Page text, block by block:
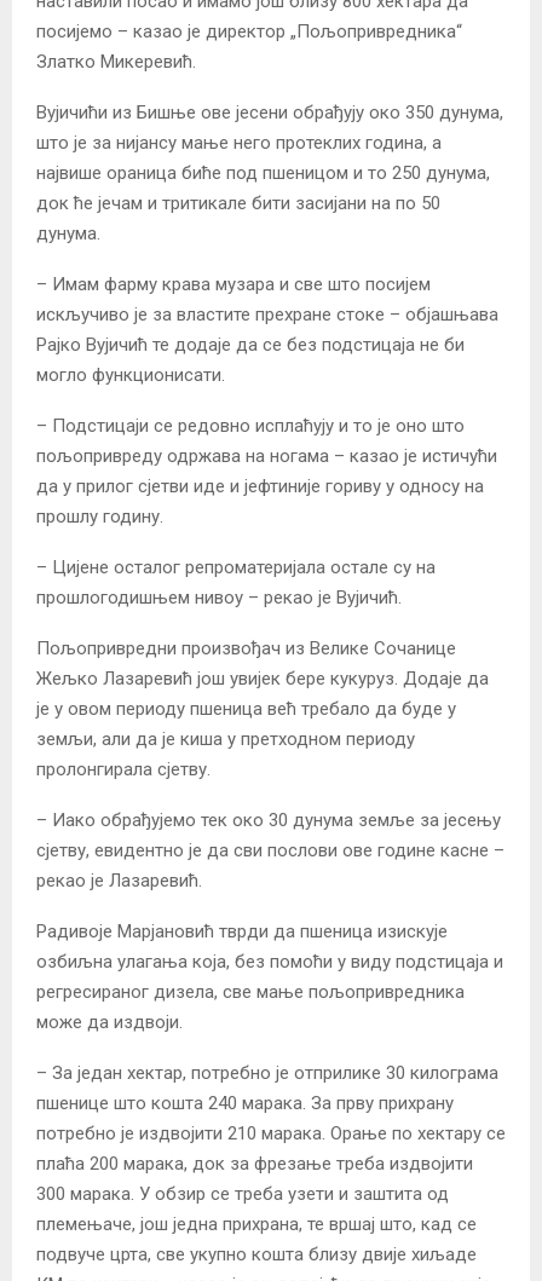
посијемо – казао је директор „Пољопривредника“
Златко Микеревић.
Вујичићи из Бишње ове јесени обрађују око 350 дунума,
што је за нијансу мање него протеклих година, а
највише ораница биће под пшеницом и то 250 дунума,
док ће јечам и тритикале бити засијани на по 50
дунума.
– Имам фарму крава музара и све што посијем
искључиво је за властите прехране стоке – објашњава
Рајко Вујичић те додаје да се без подстицаја не би
могло функционисати.
– Подстицаји се редовно исплаћују и то је оно што
пољопривреду одржава на ногама – казао је истичући
да у прилог сјетви иде и јефтиније гориву у односу на
прошлу годину.
– Цијене осталог репроматеријала остале су на
прошлогодишњем нивоу – рекао је Вујичић.
Пољопривредни произвођач из Велике Сочанице
Жељко Лазаревић још увијек бере кукуруз. Додаје да
је у овом периоду пшеница већ требало да буде у
земљи, али да је киша у претходном периоду
пролонгирала сјетву.
– Иако обрађујемо тек око 30 дунума земље за јесењу
сјетву, евидентно је да сви послови ове године касне –
рекао је Лазаревић.
Радивоје Марјановић тврди да пшеница изискује
озбиљна улагања која, без помоћи у виду подстицаја и
регресираног дизела, све мање пољопривредника
може да издвоји.
– За један хектар, потребно је отприлике 30 килограма
пшенице што кошта 240 марака. За прву прихрану
потребно је издвојити 210 марака. Орање по хектару се
плаћа 200 марака, док за фрезање треба издвојити
300 марака. У обзир се треба узети и заштита од
племењаче, још једна прихрана, те вршај што, кад се
подвуче црта, све укупно кошта близу двије хиљаде